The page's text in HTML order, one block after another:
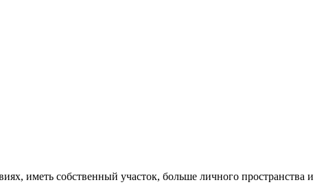
иметь собственный участок, больше личного пространства и